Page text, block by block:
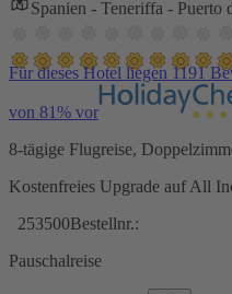
Spanien - Teneriffa - Puerto
Für dieses Hotel liegen 1191
von 81% vor
8-tägige Flugreise,
Kostenfreies Upgrade auf All
253500Bestellnr.:
Pauschalreise